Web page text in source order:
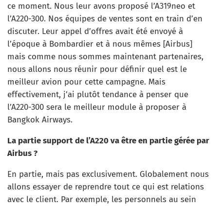
ce moment. Nous leur avons proposé l’A319neo et
l’A220-300. Nos équipes de ventes sont en train d’en
discuter. Leur appel d’offres avait été envoyé à
l’époque à Bombardier et à nous mêmes [Airbus]
mais comme nous sommes maintenant partenaires,
nous allons nous réunir pour définir quel est le
meilleur avion pour cette campagne. Mais
effectivement, j’ai plutôt tendance à penser que
l’A220-300 sera le meilleur module à proposer à
Bangkok Airways.
La partie support de l’A220 va être en partie gérée par
Airbus ?
En partie, mais pas exclusivement. Globalement nous
allons essayer de reprendre tout ce qui est relations
avec le client. Par exemple, les personnels au sein